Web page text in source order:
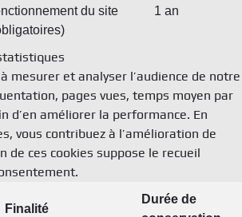
du site
1 an
mesurer et analyser l’audience de notre
pages vues, temps moyen par
d’en améliorer la performance. En
vous contribuez à l’amélioration de
de ces cookies suppose le recueil
Finalité
Durée de